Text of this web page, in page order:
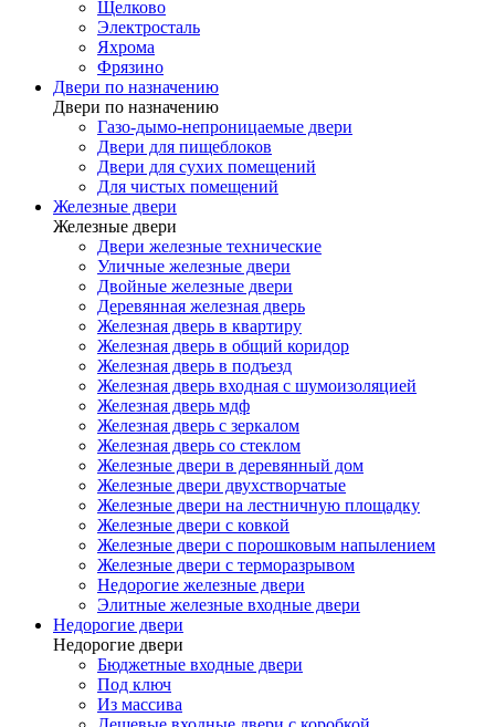
Щелково
Электросталь
Яхрома
Фрязино
Двери по назначению
Двери по назначению
Газо-дымо-непроницаемые двери
Двери для пищеблоков
Двери для сухих помещений
Для чистых помещений
Железные двери
Железные двери
Двери железные технические
Уличные железные двери
Двойные железные двери
Деревянная железная дверь
Железная дверь в квартиру
Железная дверь в общий коридор
Железная дверь в подъезд
Железная дверь входная с шумоизоляцией
Железная дверь мдф
Железная дверь с зеркалом
Железная дверь со стеклом
Железные двери в деревянный дом
Железные двери двухстворчатые
Железные двери на лестничную площадку
Железные двери с ковкой
Железные двери с порошковым напылением
Железные двери с терморазрывом
Недорогие железные двери
Элитные железные входные двери
Недорогие двери
Недорогие двери
Бюджетные входные двери
Под ключ
Из массива